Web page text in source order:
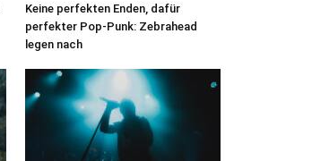
Keine perfekten Enden, dafür
perfekter Pop-Punk: Zebrahead
legen nach